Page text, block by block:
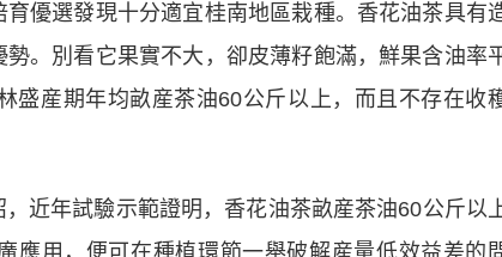
選發現十分適宜桂南地區栽種。香花油茶具有
。別看它果實不大，卻皮薄籽飽滿，鮮果含油率
産期年均畝産茶油60公斤以上，而且不存在收
年試驗示範證明，香花油茶畝産茶油60公斤以
應用，便可在種植環節一舉破解産量低效益差的